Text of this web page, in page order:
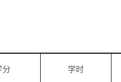
分 学时